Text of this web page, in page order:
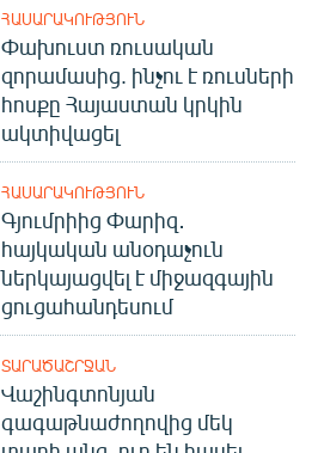
ՀԱՍԱՐԱԿՈՒԹՅՈՒՆ
Փախուստ ռուսական
զորամասից. ինչու է ռուսների
հոսքը Հայաստան կրկին
ակտիվացել
ՀԱՍԱՐԱԿՈՒԹՅՈՒՆ
Գյումրիից Փարիզ․
հայկական անօդաչուն
ներկայացվել է միջազգային
ցուցահանդեսում
ՏԱՐԱԾԱՇՐՋԱՆ
Վաշինգտոնյան
գագաթնաժողովից մեկ